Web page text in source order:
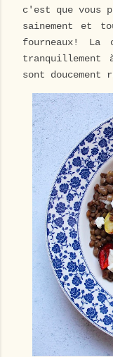
c'est que vous
sainement et
fourneaux!
tranquillement
sont